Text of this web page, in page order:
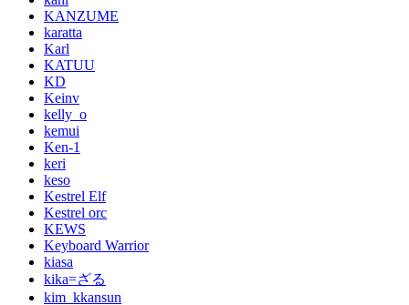
KANZUME
karatta
Karl
KATUU
KD
Keinv
kelly_o
kemui
Ken-1
keri
keso
Kestrel Elf
Kestrel orc
KEWS
Keyboard Warrior
kiasa
kika=ざる
kim_kkansun